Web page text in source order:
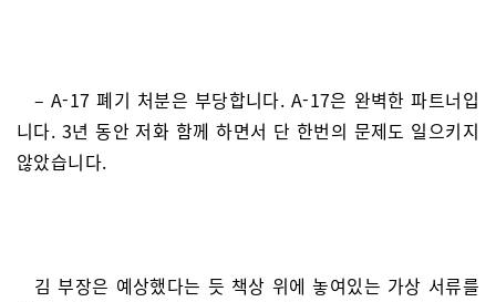
– A-17 폐기 처분은 부당합니다. A-17은 완벽한 파트너입
니다. 3년 동안 저화 함께 하면서 단 한번의 문제도 일으키지
않았습니다.
김 부장은 예상했다는 듯 책상 위에 놓여있는 가상 서류를